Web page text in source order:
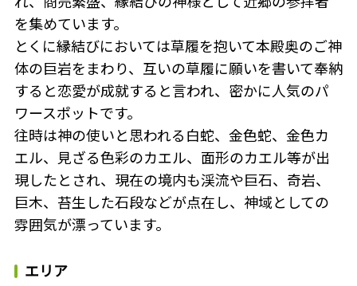
を集めています。
とくに縁結びにおいては草履を抱いて本殿奥のご神
体の巨岩をまわり、互いの草履に願いを書いて奉納
すると恋愛が成就すると言われ、密かに人気のパ
ワースポットです。
往時は神の使いと思われる白蛇、金色蛇、金色カ
エル、見ざる色彩のカエル、面形のカエル等が出
現したとされ、現在の境内も渓流や巨石、奇岩、
巨木、苔生した石段などが点在し、神域としての
雰囲気が漂っています。
エリア